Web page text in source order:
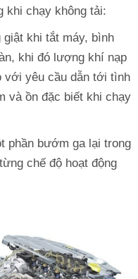
khi chạy không tải:
khi tắt máy, bình
khi đó lượng khí nạp
với yêu cầu dẫn tới tình
và ồn đặc biết khi chạy
phần bướm ga lại trong
chế độ hoạt động